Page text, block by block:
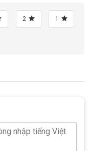
thêm tính thẩm mỹ
2 1